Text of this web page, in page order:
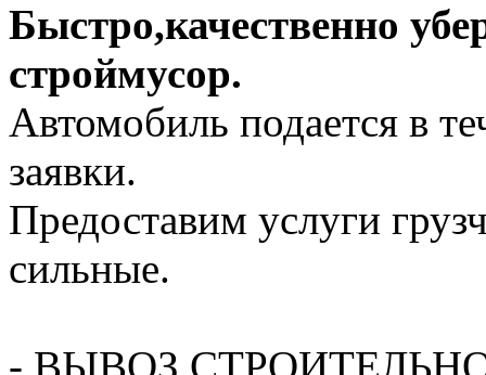
Быстро,качественно
строймусор.
Автомобиль подается в
заявки.
Предоставим услуги
сильные.